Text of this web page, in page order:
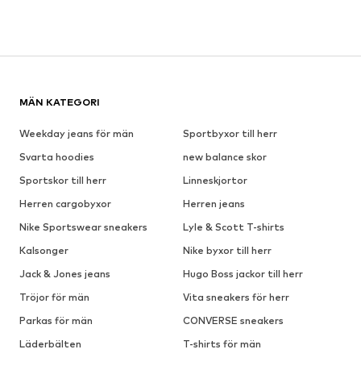
MÄN KATEGORI
Weekday jeans för män
Sportbyxor till herr
Svarta hoodies
new balance skor
Sportskor till herr
Linneskjortor
Herren cargobyxor
Herren jeans
Nike Sportswear sneakers
Lyle & Scott T-shirts
Kalsonger
Nike byxor till herr
Jack & Jones jeans
Hugo Boss jackor till herr
Tröjor för män
Vita sneakers för herr
Parkas för män
CONVERSE sneakers
Läderbälten
T-shirts för män